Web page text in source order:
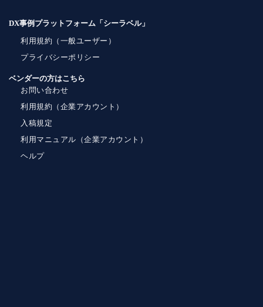
DX事例プラットフォーム「シーラベル」
利用規約（一般ユーザー）
プライバシーポリシー
ベンダーの方はこちら
お問い合わせ
利用規約（企業アカウント）
入稿規定
利用マニュアル（企業アカウント）
ヘルプ